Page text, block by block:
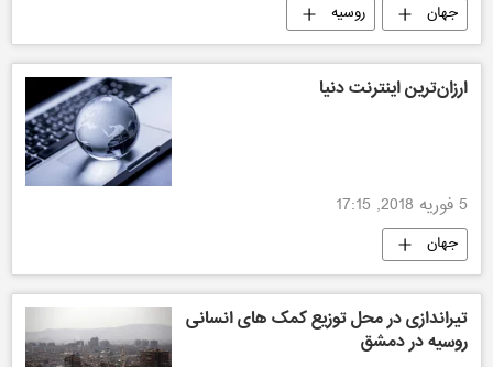
جهان روسیه
ارزان‌ترین اینترنت دنیا
5 فوریه 2018, 17:15
جهان
تیراندازی در محل توزیع کمک های انسانی
روسیه در دمشق